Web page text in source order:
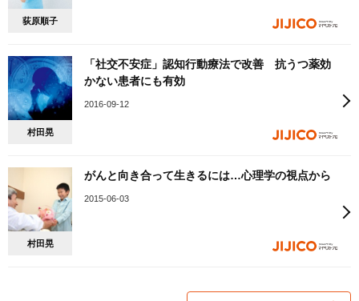
荻原順子
村田晃
「社交不安症」認知行動療法で改善 抗うつ薬効
かない患者にも有効
2016-09-12
村田晃
がんと向き合って生きるには…心理学の視点から
2015-06-03